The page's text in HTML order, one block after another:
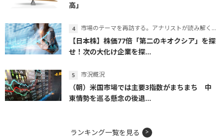
高」
市場のテーマを再訪する。アナリストが読み解くテーマの本質
【日本株】株価77倍「第二のキオクシア」を探
せ！次の大化け企業を探...
市況概況
（朝）米国市場では主要3指数がまちまち 中
東情勢を巡る懸念の後退...
ランキング一覧を見る